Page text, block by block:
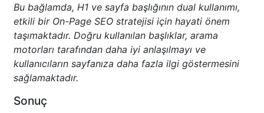
Bu bağlamda, H1 ve sayfa başlığının dual kullanımı,
etkili bir On-Page SEO stratejisi için hayati önem
taşımaktadır. Doğru kullanılan başlıklar, arama
motorları tarafından daha iyi anlaşılmayı ve
kullanıcıların sayfanıza daha fazla ilgi göstermesini
sağlamaktadır.
Sonuç